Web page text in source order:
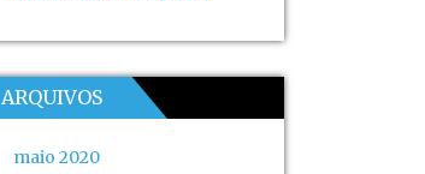
ARQUIVOS
maio 2020